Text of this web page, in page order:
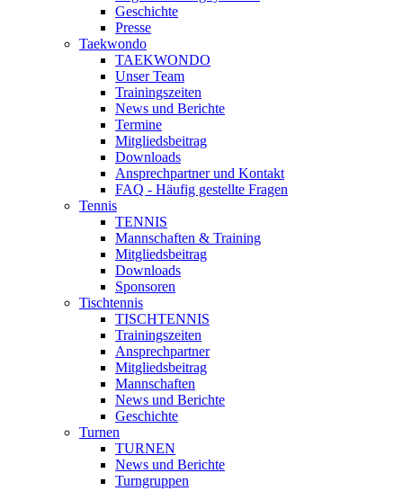
Geschichte
Presse
Taekwondo
TAEKWONDO
Unser Team
Trainingszeiten
News und Berichte
Termine
Mitgliedsbeitrag
Downloads
Ansprechpartner und Kontakt
FAQ - Häufig gestellte Fragen
Tennis
TENNIS
Mannschaften & Training
Mitgliedsbeitrag
Downloads
Sponsoren
Tischtennis
TISCHTENNIS
Trainingszeiten
Ansprechpartner
Mitgliedsbeitrag
Mannschaften
News und Berichte
Geschichte
Turnen
TURNEN
News und Berichte
Turngruppen